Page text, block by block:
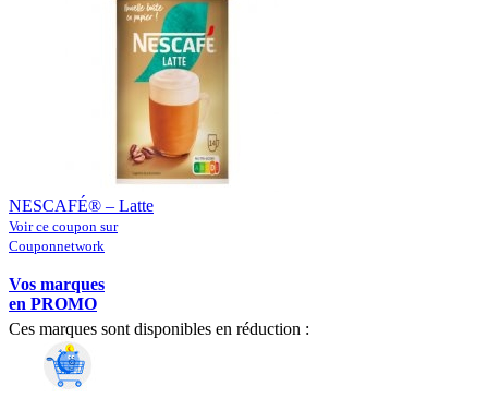
NESCAFÉ® – Latte
Voir ce coupon sur
Couponnetwork
Vos marques
en PROMO
Ces marques sont disponibles en réduction :